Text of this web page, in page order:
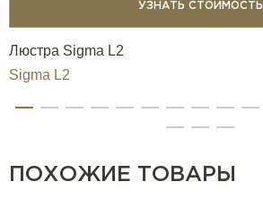
УЗНАТЬ СТОИМОСТЬ
Люстра Sigma L2
Sigma L2
ПОХОЖИЕ ТОВАРЫ